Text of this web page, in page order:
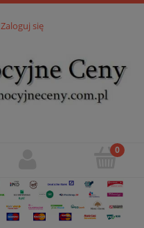
Zaloguj się